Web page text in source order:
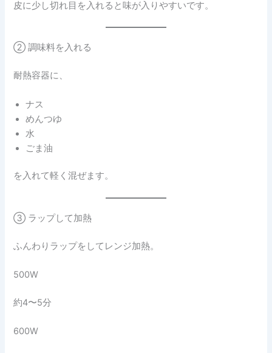
皮に少し切れ目を入れると味が入りやすいです。
② 調味料を入れる
耐熱容器に、
ナス
めんつゆ
水
ごま油
を入れて軽く混ぜます。
③ ラップして加熱
ふんわりラップをしてレンジ加熱。
500W
約4〜5分
600W